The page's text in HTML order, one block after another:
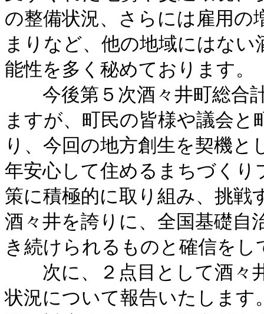
の整備状況、さらには雇用の
まりなど、他の地域にはな
能性を多く秘めております。
今後第５次酒々井町総合
ますが、町民の皆様や議会
り、今回の地方創生を契機
年安心して住めるまちづく
策に積極的に取り組み、挑戦
酒々井を誇りに、全国基礎自
き続けられるものと確信をし
次に、２点目として酒々
状況について報告いたします